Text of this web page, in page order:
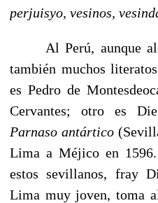
perjuisyo, vesinos,
Al Perú, aunque
también muchos
es Pedro de
Cervantes; otro es
Parnaso antártico
Lima a Méjico en
estos sevillanos, fray
Lima muy joven, toma